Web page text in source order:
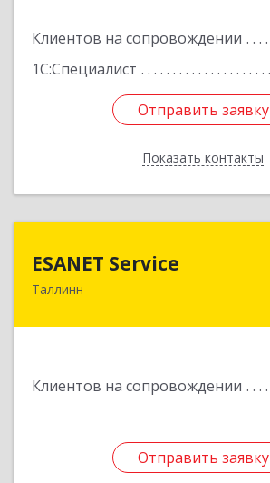
Клиентов на сопровождении
1С:Специалист
Отправить заявку
Показать контакты
Отправить заявку
Назад
ESANET Serviсe
Таллинн
Клиентов на сопровождении
Отправить заявку
Отправить заявку